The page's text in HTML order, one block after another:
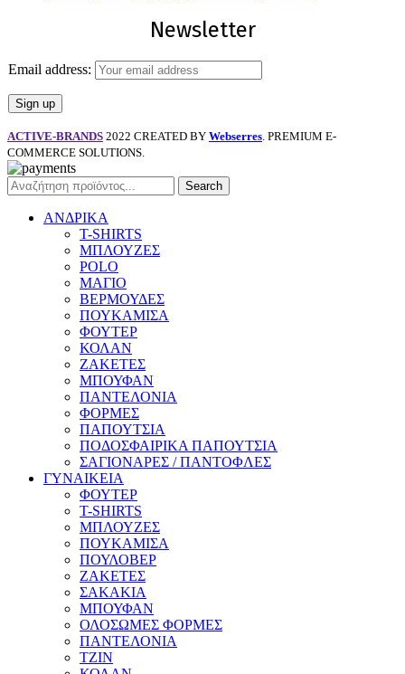
Newsletter
Email address:
ACTIVE-BRANDS 2022 CREATED BY Webserres . PREMIUM E-
COMMERCE SOLUTIONS.
Search
ΑΝΔΡΙΚΑ
T-SHIRTS
ΜΠΛΟΥΖΕΣ
POLO
ΜΑΓΙΟ
ΒΕΡΜΟΥΔΕΣ
ΠΟΥΚΑΜΙΣΑ
ΦΟΥΤΕΡ
ΚΟΛΑΝ
ΖΑΚΕΤΕΣ
ΜΠΟΥΦΑΝ
ΠΑΝΤΕΛΟΝΙΑ
ΦΟΡΜΕΣ
ΠΑΠΟΥΤΣΙΑ
ΠΟΔΟΣΦΑΙΡΙΚΑ ΠΑΠΟΥΤΣΙΑ
ΣΑΓΙΟΝΑΡΕΣ / ΠΑΝΤΟΦΛΕΣ
ΓΥΝΑΙΚΕΙΑ
ΦΟΥΤΕΡ
T-SHIRTS
ΜΠΛΟΥΖΕΣ
ΠΟΥΚΑΜΙΣΑ
ΠΟΥΛΟΒΕΡ
ΖΑΚΕΤΕΣ
ΣΑΚΑΚΙΑ
ΜΠΟΥΦΑΝ
ΟΛΟΣΩΜΕΣ ΦΟΡΜΕΣ
ΠΑΝΤΕΛΟΝΙΑ
ΤΖΙΝ